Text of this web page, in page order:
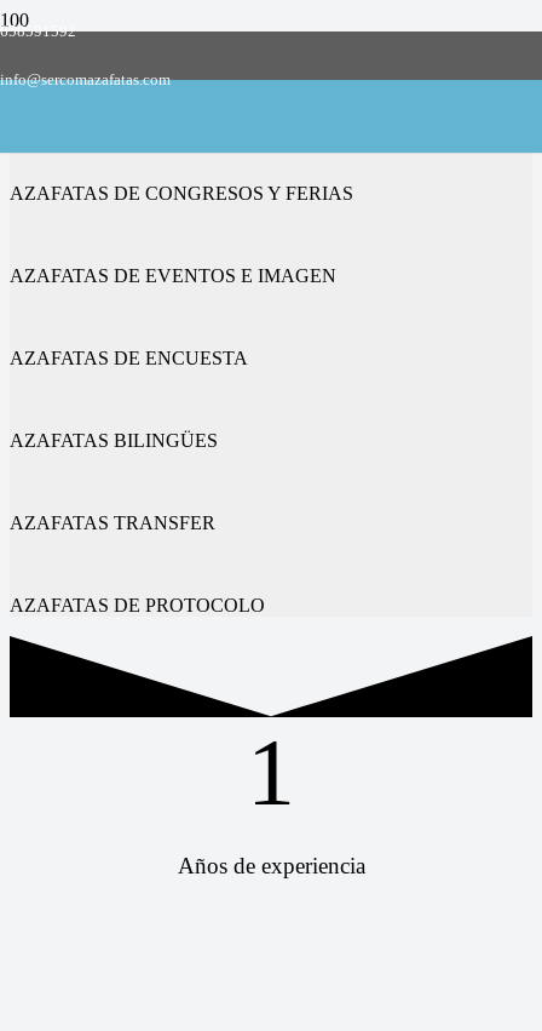
658591592
info@sercomazafatas.com
AZAFATAS DE CONGRESOS Y FERIAS
AZAFATAS DE EVENTOS E IMAGEN
AZAFATAS DE ENCUESTA
AZAFATAS BILINGÜES
AZAFATAS TRANSFER
AZAFATAS DE PROTOCOLO
1
Años de experiencia